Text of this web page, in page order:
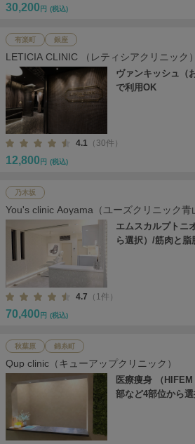
30,200 円 (税込)
有楽町 銀座
LETICIA CLINIC （レティシアクリニック）
ヴァンキッシュ（
で利用OK
4.1 （30件）
12,800 円 (税込)
乃木坂
You's clinic Aoyama（ユーズクリニック青
エムスカルプトニ
ら選択）/筋肉と脂
4.7 （1件）
70,400 円 (税込)
秋葉原 錦糸町
Qup clinic（キューアップクリニック）
医療痩身 （
部など4部位から選